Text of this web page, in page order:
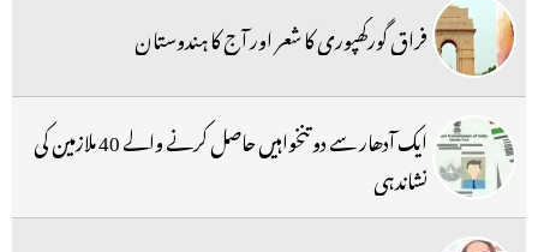
فراق گورکھپوری کا شعر اور آج کا ہندوستان
ایک آدھار سے دو تنخواہیں حاصل کرنے والے 40 ملازمین کی
نشاندہی